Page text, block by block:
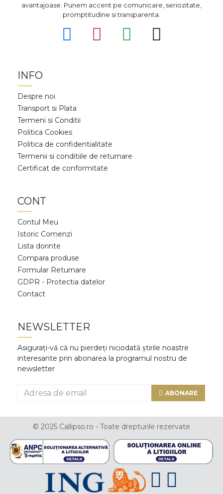
avantajoase. Punem accent pe comunicare, seriozitate,
promptitudine si transparenta.
INFO
Despre noi
Transport si Plata
Termeni si Conditii
Politica Cookies
Politica de confidentialitate
Termenii si conditiile de returnare
Certificat de conformitate
CONT
Contul Meu
Istoric Comenzi
Lista dorinte
Compara produse
Formular Returnare
GDPR - Protectia datelor
Contact
NEWSLETTER
Asigurați-vă că nu pierdeți niciodată știrile noastre
interesante prin abonarea la programul nostru de
newsletter
ABONARE
© 2025 Callipso.ro - Toate drepturile rezervate